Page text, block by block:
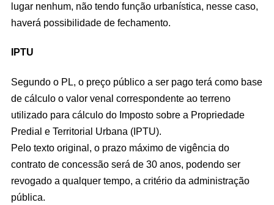
lugar nenhum, não tendo função urbanística, nesse caso,
haverá possibilidade de fechamento.
IPTU
Segundo o PL, o preço público a ser pago terá como base
de cálculo o valor venal correspondente ao terreno
utilizado para cálculo do Imposto sobre a Propriedade
Predial e Territorial Urbana (IPTU).
Pelo texto original, o prazo máximo de vigência do
contrato de concessão será de 30 anos, podendo ser
revogado a qualquer tempo, a critério da administração
pública.